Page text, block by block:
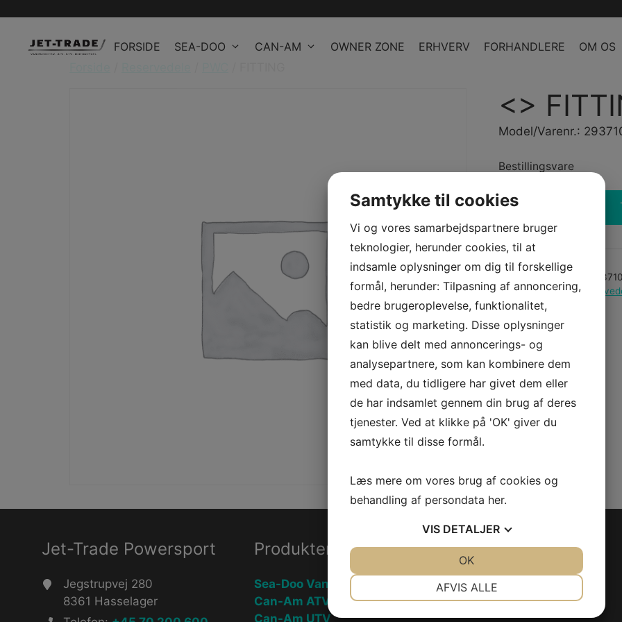
FORSIDE SEA-DOO CAN-AM OWNER ZONE ERHVERV FORHANDLERE OM OS
<>
Model/Varenr.:
Bestillingsvare
-
antal
Varenummer (SKU):
Kategorier:PWC,
Jet-Trade Powersport
Jegstrupvej 280
8361 Hasselager
Produkter
Sea-Doo Vandscooter
Can-Am ATV
Can-Am UTV
Information
Handelsebetingelser
Privatlivspolitik
Samtykke til cookies
Vi og vores samarbejdspartnere bruger
teknologier, herunder cookies, til at
indsamle oplysninger om dig til forskellige
formål, herunder: Tilpasning af annoncering,
bedre brugeroplevelse, funktionalitet,
statistik og marketing. Disse oplysninger
kan blive delt med annoncerings- og
analysepartnere, som kan kombinere dem
med data, du tidligere har givet dem eller
de har indsamlet gennem din brug af deres
tjenester. Ved at klikke på 'OK' giver du
samtykke til disse formål.
Læs mere om vores brug af cookies og
behandling af persondata her.
VIS DETALJER
AFVIS ALLE
OK